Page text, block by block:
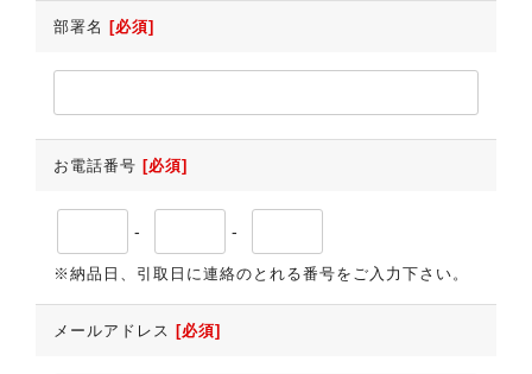
部署名 [必須]
お電話番号 [必須]
- -
※納品日、引取日に連絡のとれる番号をご入力下さい。
メールアドレス [必須]